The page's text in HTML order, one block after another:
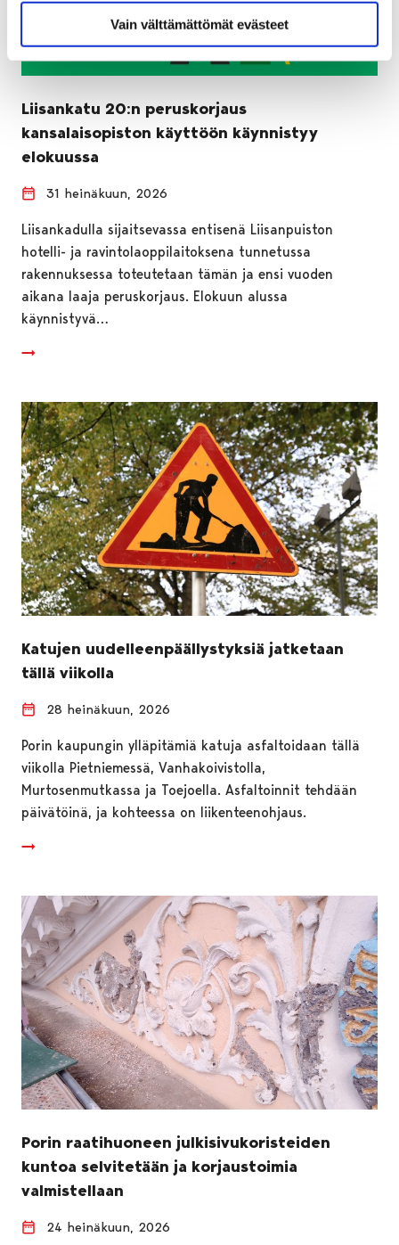
Vain välttämättömät evästeet
Liisankatu 20:n peruskorjaus
kansalaisopiston käyttöön käynnistyy
elokuussa
31 heinäkuun, 2026
Liisankadulla sijaitsevassa entisenä Liisanpuiston
hotelli- ja ravintolaoppilaitoksena tunnetussa
rakennuksessa toteutetaan tämän ja ensi vuoden
aikana laaja peruskorjaus. Elokuun alussa
käynnistyvä…
Katujen uudelleenpäällystyksiä jatketaan
tällä viikolla
28 heinäkuun, 2026
Porin kaupungin ylläpitämiä katuja asfaltoidaan tällä
viikolla Pietniemessä, Vanhakoivistolla,
Murtosenmutkassa ja Toejoella. Asfaltoinnit tehdään
päivätöinä, ja kohteessa on liikenteenohjaus.
Porin raatihuoneen julkisivukoristeiden
kuntoa selvitetään ja korjaustoimia
valmistellaan
24 heinäkuun, 2026